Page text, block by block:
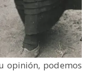
opinión, podemos